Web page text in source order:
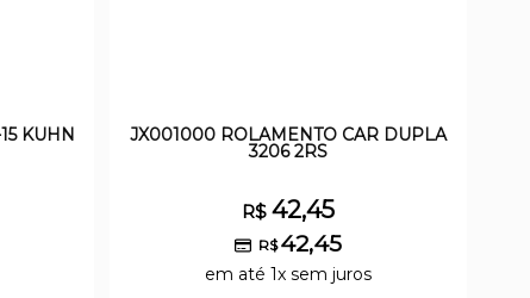
KUHN JX001000 ROLAMENTO CAR DUPLA
3206 2RS
R$ 42,45
R$ 42,45
em até 1x sem juros